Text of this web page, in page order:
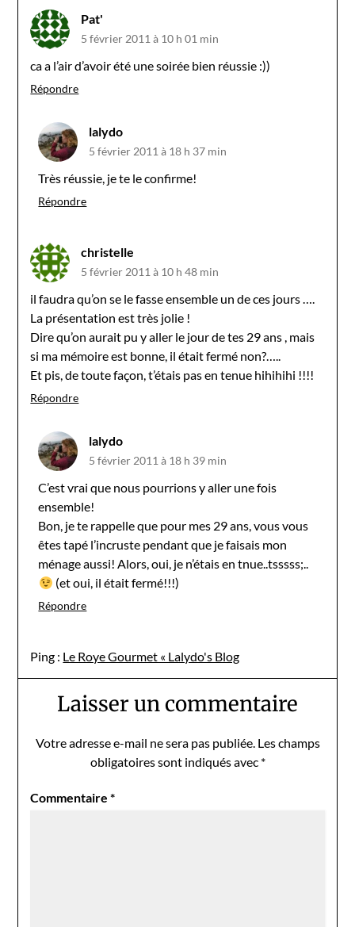
Pat'
5 février 2011 à 10 h 01 min
ca a l’air d’avoir été une soirée bien réussie :))
Répondre
lalydo
5 février 2011 à 18 h 37 min
Très réussie, je te le confirme!
Répondre
christelle
5 février 2011 à 10 h 48 min
il faudra qu’on se le fasse ensemble un de ces jours ….
La présentation est très jolie !
Dire qu’on aurait pu y aller le jour de tes 29 ans , mais
si ma mémoire est bonne, il était fermé non?…..
Et pis, de toute façon, t’étais pas en tenue hihihihi !!!!
Répondre
lalydo
5 février 2011 à 18 h 39 min
C’est vrai que nous pourrions y aller une fois
ensemble!
Bon, je te rappelle que pour mes 29 ans, vous vous
êtes tapé l’incruste pendant que je faisais mon
ménage aussi! Alors, oui, je n’étais en tnue..tsssss;..
(et oui, il était fermé!!!)
Répondre
Ping : Le Roye Gourmet « Lalydo's Blog
Laisser un commentaire
Votre adresse e-mail ne sera pas publiée. Les champs
obligatoires sont indiqués avec *
Commentaire*